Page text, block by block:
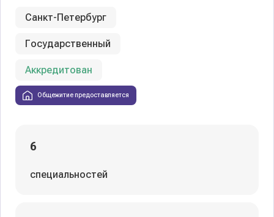
Санкт-Петербург
Государственный
Аккредитован
Общежитие предоставляется
6
специальностей